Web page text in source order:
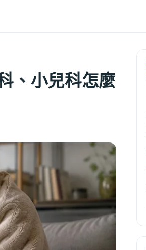
、小兒科怎麼